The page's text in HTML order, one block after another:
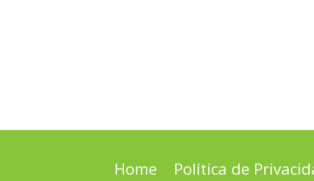
Home Política de